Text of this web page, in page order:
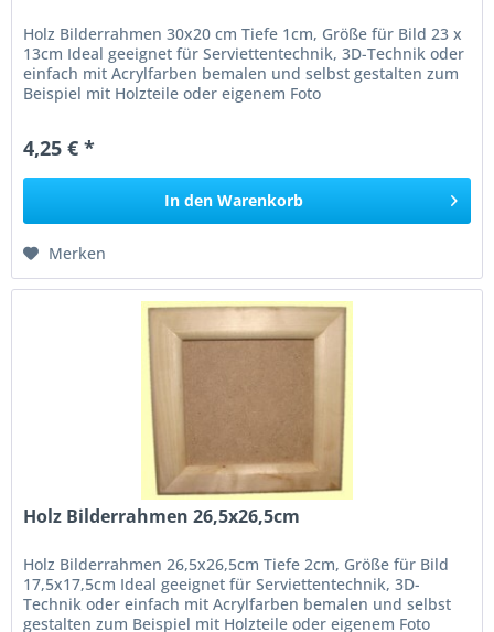
Holz Bilderrahmen 30x20 cm Tiefe 1cm, Größe für Bild 23 x
13cm Ideal geeignet für Serviettentechnik, 3D-Technik oder
einfach mit Acrylfarben bemalen und selbst gestalten zum
Beispiel mit Holzteile oder eigenem Foto
4,25 € *
In den Warenkorb
Merken
Holz Bilderrahmen 26,5x26,5cm
Holz Bilderrahmen 26,5x26,5cm Tiefe 2cm, Größe für Bild
17,5x17,5cm Ideal geeignet für Serviettentechnik, 3D-
Technik oder einfach mit Acrylfarben bemalen und selbst
gestalten zum Beispiel mit Holzteile oder eigenem Foto